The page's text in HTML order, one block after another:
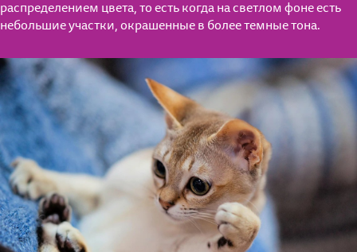
распределением цвета, то есть когда на светлом фоне есть
небольшие участки, окрашенные в более темные тона.